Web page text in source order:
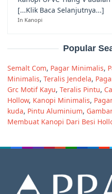
[...Klik Baca Selanjutnya...]
In Kanopi
Popular
Semalt Com, Pagar Minimalis,
Minimalis, Teralis Jendela,
Grc Motif Kayu, Teralis Pintu,
Hollow, Kanopi Minimalis,
kuda, Pintu Aluminium,
Membuat Kanopi Dari Besi